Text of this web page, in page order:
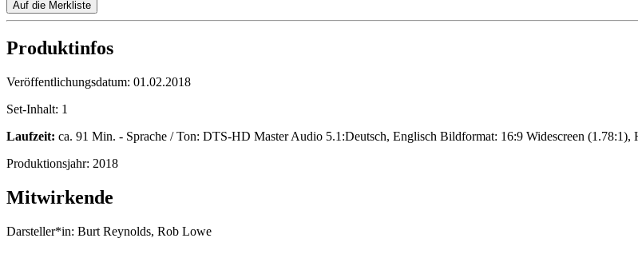
Auf die Merkliste
Produktinfos
Veröffentlichungsdatum: 01.02.2018
Set-Inhalt: 1
Laufzeit: ca. 91 Min. - Sprache / Ton: DTS-HD Master Audio 5.1:Deutsch, Englisch Bildformat: 16:9 Widescreen
Produktionsjahr: 2018
Mitwirkende
Darsteller*in: Burt Reynolds, Rob Lowe